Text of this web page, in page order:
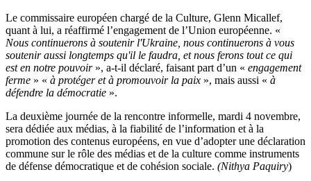
Le commissaire européen chargé de la Culture, Glenn Micallef,
quant à lui, a réaffirmé l’engagement de l’Union européenne. «
Nous continuerons à soutenir l'Ukraine, nous continuerons à vous
soutenir aussi longtemps qu'il le faudra, et nous ferons tout ce qui
est en notre pouvoir », a-t-il déclaré, faisant part d’un « engagement
ferme » « à protéger et à promouvoir la paix », mais aussi « à
défendre la démocratie ».
La deuxième journée de la rencontre informelle, mardi 4 novembre,
sera dédiée aux médias, à la fiabilité de l’information et à la
promotion des contenus européens, en vue d’adopter une déclaration
commune sur le rôle des médias et de la culture comme instruments
de défense démocratique et de cohésion sociale. (Nithya Paquiry)